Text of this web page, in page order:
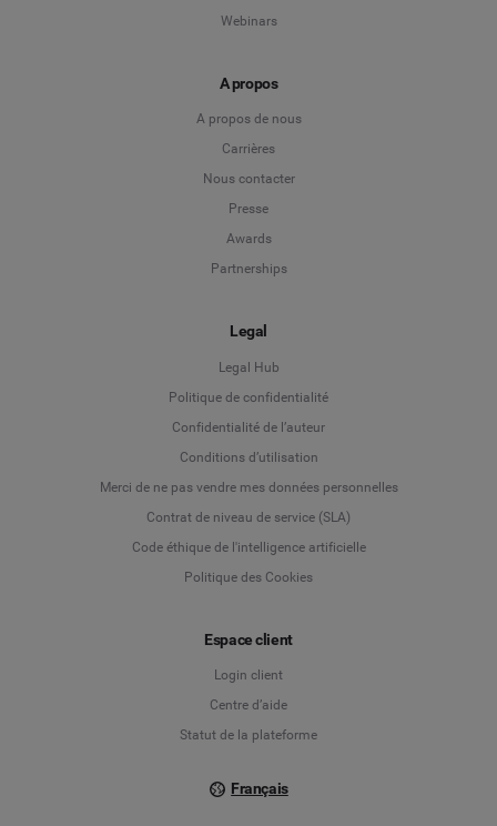
Webinars
A propos
A propos de nous
Carrières
Nous contacter
Presse
Awards
Partnerships
Legal
Legal Hub
Politique de confidentialité
Confidentialité de l’auteur
Conditions d’utilisation
Merci de ne pas vendre mes données personnelles
Contrat de niveau de service (SLA)
Code éthique de l'intelligence artificielle
Politique des Cookies
Espace client
Login client
Centre d’aide
Statut de la plateforme
Français
English
Español